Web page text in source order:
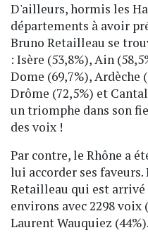
D'ailleurs, hormis les
départements à avoir
Bruno Retailleau se
: Isère (53,8%), Ain
Dome (69,7%), Ardèche
Drôme (72,5%) et
un triomphe dans son
des voix !
Par contre, le Rhône a
lui accorder ses
Retailleau qui est arrivé
environs avec 2298 voix
Laurent Wauquiez (44%).